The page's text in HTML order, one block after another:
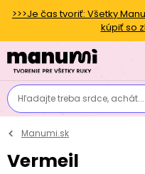
>>>Je čas tvoriť: Všetky
kúpiť so
Hľadajte treba srdce, achát...
Manumi.sk
Vermeil